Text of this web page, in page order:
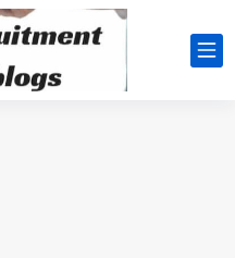
DIRECT, f08c47fec0942fa0